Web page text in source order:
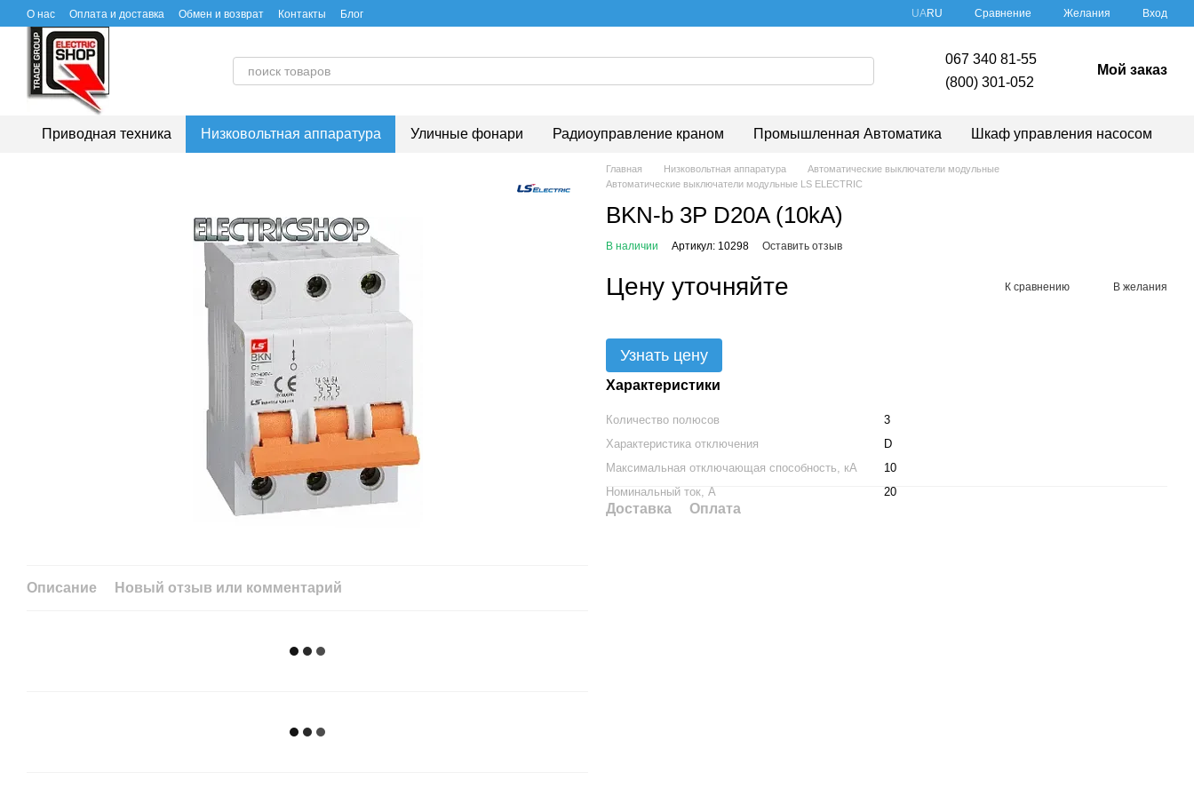
Перейти к основному контенту
О нас Оплата и доставка Обмен и возврат Контакты Блог UARU Сравнение Желания Вход
067 340 81-55
(800) 301-052
Мой заказ
Приводная техника Низковольтная аппаратура Уличные фонари Радиоуправление краном Промышленная Автоматика Шкаф управления насосом
Описание Новый отзыв или комментарий
Главная Низковольтная аппаратура
Автоматические выключатели модульные
Автоматические выключатели модульные LS ELECTRIC
BKN-b 3P D20A (10kA)
В наличии Артикул: 10298 Оставить отзыв
Цену уточняйте К сравнению В желания
Узнать цену
Характеристики
Количество полюсов
3
Характеристика отключения
D
Максимальная отключающая способность, кА
10
Номинальный ток, А
20
Доставка Оплата